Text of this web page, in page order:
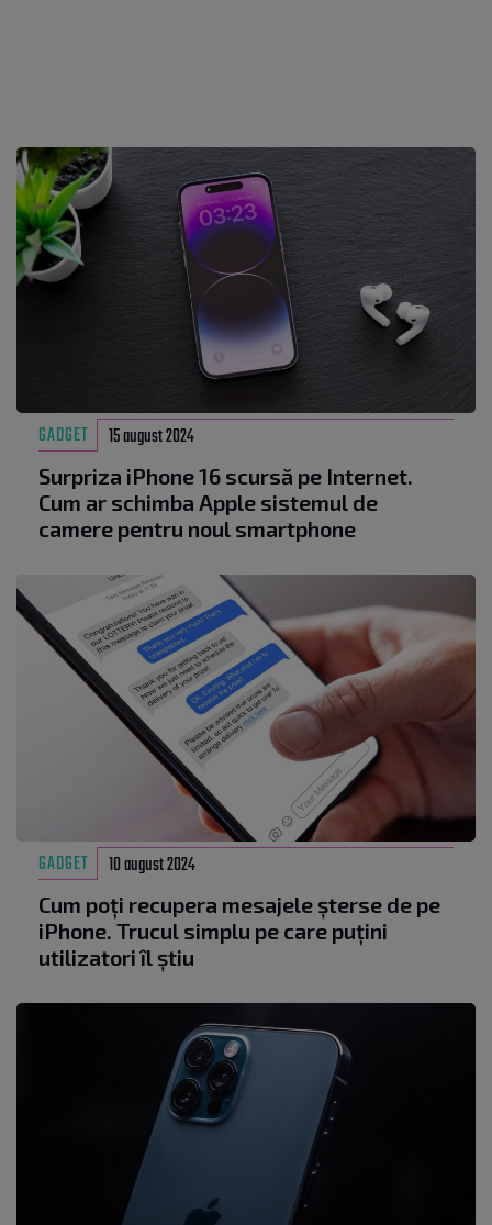
GADGET 15 august 2024
Surpriza iPhone 16 scursă pe Internet.
Cum ar schimba Apple sistemul de
camere pentru noul smartphone
GADGET 10 august 2024
Cum poți recupera mesajele șterse de pe
iPhone. Trucul simplu pe care puțini
utilizatori îl știu